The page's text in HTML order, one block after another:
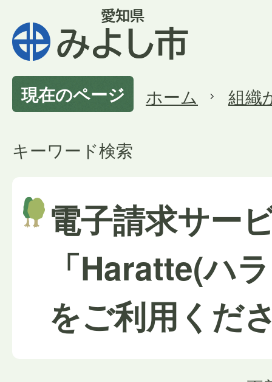
現在のページ ホーム 組織
キーワード検索
電子請求サー
「Haratte(ハ
をご利用くだ